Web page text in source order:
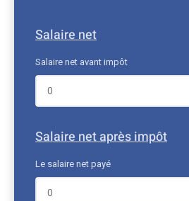
Salaire net
Salaire net avant impôt
Salaire net après impôt
Le salaire net payé